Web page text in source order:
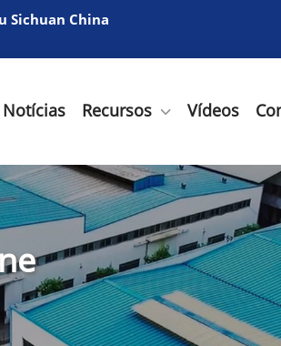
Sichuan China
Notícias Recursos Vídeos